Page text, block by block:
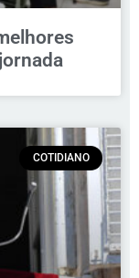
COTIDIANO